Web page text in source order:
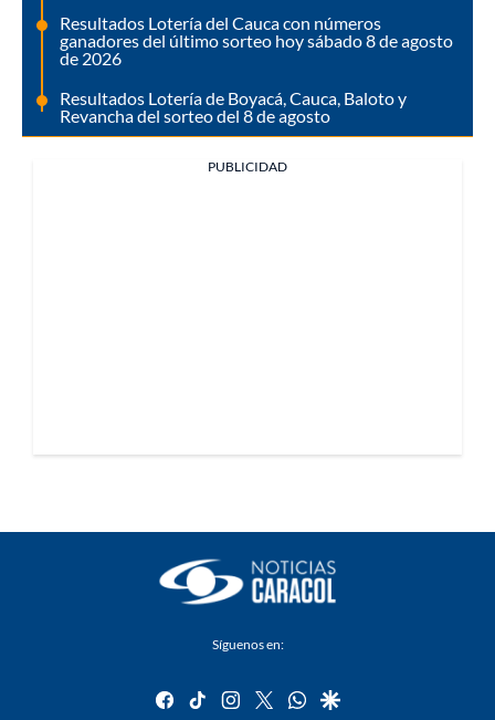
Resultados Lotería del Cauca con números
ganadores del último sorteo hoy sábado 8 de agosto
de 2026
Resultados Lotería de Boyacá, Cauca, Baloto y
Revancha del sorteo del 8 de agosto
PUBLICIDAD
Síguenos en:
facebook
tiktok instagram
twitterwhatsapp
google